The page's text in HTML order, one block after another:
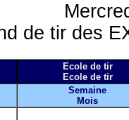
de tir des
Ecole de tir
Ecole de tir
Semaine
Mois